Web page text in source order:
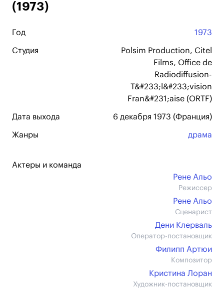
(1973)
Год 1973
Студия
Polsim Production, Citel
Films, Office de
Radiodiffusion-
T&#233;l&#233;vision
Fran&#231;aise (ORTF)
Дата выхода 6 декабря 1973 (Франция)
Жанры драма
Актеры и команда
Рене Альо
Режиссер
Рене Альо
Сценарист
Дени Клерваль
Оператор-постановщик
Филипп Артюи
Композитор
Кристина Лоран
Художник-постановщик